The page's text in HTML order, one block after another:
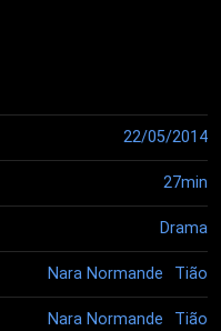
22/05/2014
27min
Drama
Nara Normande Tião
Nara Normande Tião